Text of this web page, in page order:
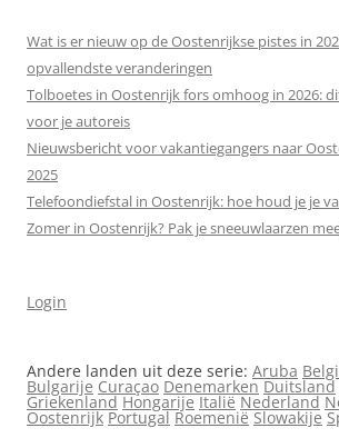
Wat is er nieuw op de Oostenrijkse pistes in
opvallendste veranderingen
Tolboetes in Oostenrijk fors omhoog in 2026:
voor je autoreis
Nieuwsbericht voor vakantiegangers naar
2025
Telefoondiefstal in Oostenrijk: hoe houd je je
Zomer in Oostenrijk? Pak je sneeuwlaarzen
Login
Andere landen uit deze serie: Aruba
Bulgarije Curaçao Denemarken Duitsland
Griekenland Hongarije Italië Nederland
Oostenrijk Portugal Roemenië Slowakije